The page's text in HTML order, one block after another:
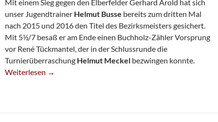
Mit einem Sieg gegen den Elberfelder Gerhard Arold hat sich
unser Jugendtrainer Helmut Busse bereits zum dritten Mal
nach 2015 und 2016 den Titel des Bezirksmeisters gesichert.
Mit 5½/7 besaß er am Ende einen Buchholz-Zähler Vorsprung
vor René Tückmantel, der in der Schlussrunde die
Turnierüberraschung Helmut Meckel bezwingen konnte.
Helmut Busse Wird Erneut Bezirks-Einzelmeister
Weiterlesen →